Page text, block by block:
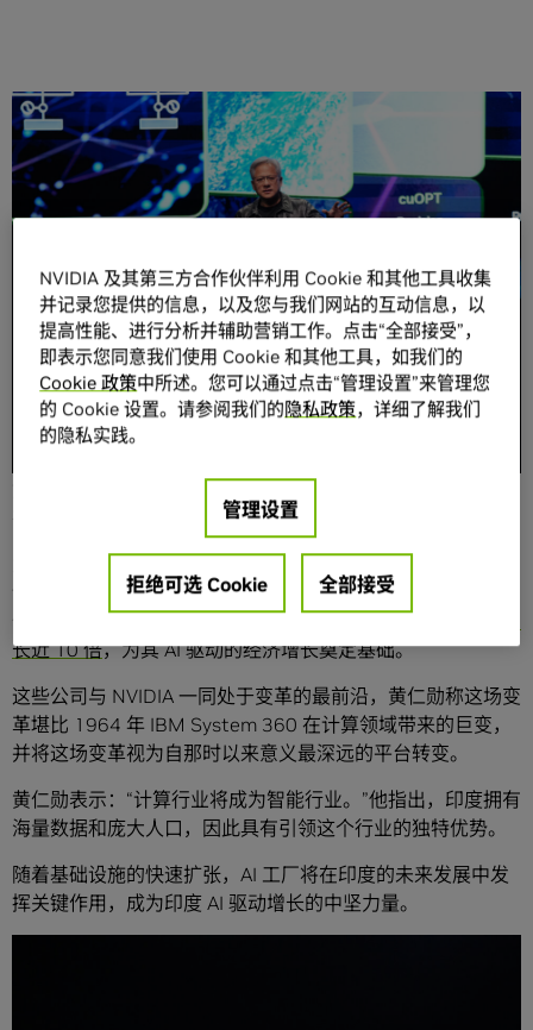
分享
NVIDIA 创始人兼首席执行官黄仁勋在孟买举办的 NVIDIA AI
Summit上表示，AI 将成为印度数字化转型的驱动力，并推
动其创新和经济增长。
面对众多企业家、开发人员、学者和商界领导者，黄仁勋表
示 AI 将成为印度未来发展的基石。
黄仁勋说道，印度在信息技术和计算机科学专业领域拥有具
有优势的资源，并且还有巨大的潜力尚待挖掘。
为充分利用印度的人才和海量数据资源，印度领先的云基础
设施提供商正在迅速扩充其数据中心容量。NVIDIA 在其中的
作用至关重要，预计到今年年底，
NVIDIA GPU的部署量将增
长近 10 倍，为其 AI 驱动的经济增长奠定基础。
这些公司与 NVIDIA 一同处于变革的最前沿，黄仁勋称这场变
革堪比 1964 年 IBM System 360 在计算领域带来的巨变，
并将这场变革视为自那时以来意义最深远的平台转变。
黄仁勋表示：“计算行业将成为智能行业。”他指出，印度拥有
海量数据和庞大人口，因此具有引领这个行业的独特优势。
随着基础设施的快速扩张，AI 工厂将在印度的未来发展中发
挥关键作用，成为印度 AI 驱动增长的中坚力量。
NVIDIA 及其第三方合作伙伴利用 Cookie 和其他工具收集
并记录您提供的信息，以及您与我们网站的互动信息，以
提高性能、进行分析并辅助营销工作。点击“全部接受”，
即表示您同意我们使用 Cookie 和其他工具，如我们的
Cookie 政策中所述。您可以通过点击“管理设置”来管理您
的 Cookie 设置。请参阅我们的隐私政策，详细了解我们
的隐私实践。
管理设置
拒绝可选 Cookie 全部接受